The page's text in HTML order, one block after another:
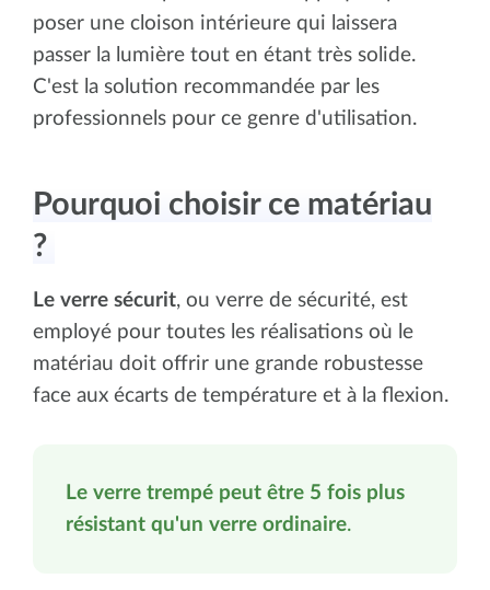
poser une cloison intérieure qui laissera
passer la lumière tout en étant très solide.
C'est la solution recommandée par les
professionnels pour ce genre d'utilisation.
Pourquoi choisir ce matériau
?
Le verre sécurit, ou verre de sécurité, est
employé pour toutes les réalisations où le
matériau doit offrir une grande robustesse
face aux écarts de température et à la flexion.
Le verre trempé peut être 5 fois plus
résistant qu'un verre ordinaire.